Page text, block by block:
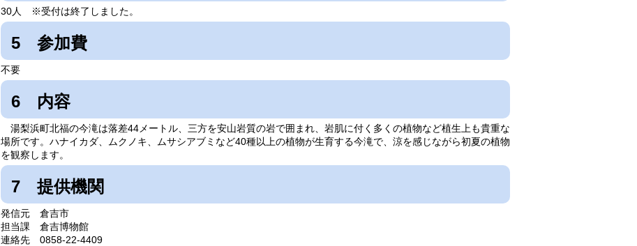
30人 ※受付は終了しました。
5 参加費
不要
6 内容
湯梨浜町北福の今滝は落差44メートル、三方を安山岩質の岩で囲まれ、岩肌に付く多くの植物など植生上も貴重な
場所です。ハナイカダ、ムクノキ、ムサシアブミなど40種以上の植物が生育する今滝で、涼を感じながら初夏の植物
を観察します。
7 提供機関
発信元 倉吉市
担当課 倉吉博物館
連絡先 0858-22-4409